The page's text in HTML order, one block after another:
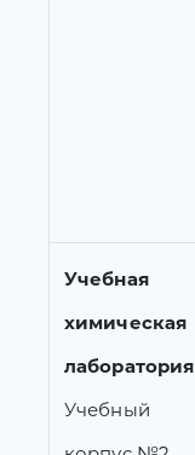
Учебная
химическая
лаборатория
Учебный